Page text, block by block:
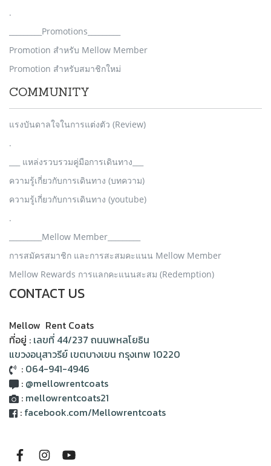
.
_________Promotions_________
Promotion สำหรับ Mellow Member
Promotion สำหรับสมาชิกใหม่
COMMUNITY
แรงบันดาลใจในการแต่งตัว (Review)
.
___ แหล่งรวบรวมคู่มือการเดินทาง___
ความรู้เกี่ยวกับการเดินทาง (บทความ)
ความรู้เกี่ยวกับการเดินทาง (youtube)
.
_________Mellow Member_________
การสมัครสมาชิก และการสะสมคะแนน Mellow Member
Mellow Rewards การแลกคะแนนสะสม (Redemption)
CONTACT US
Mellow Rent Coats
ที่อยู่ : เลขที่ 44/237 ถนนพหลโยธิน
แขวงอนุสาวรีย์ เขตบางเขน กรุงเทพ 10220
: 064-941-4946
: @mellowrentcoats
: mellowrentcoats21
: facebook.com/Mellowrentcoats